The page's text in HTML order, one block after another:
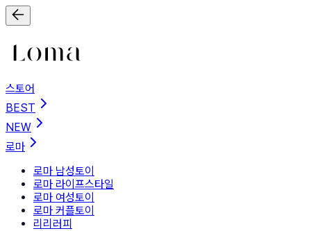
스토어
BEST
NEW
로마
로마 남성토이
로마 라이프스타일
로마 여성토이
로마 커플토이
리리러피